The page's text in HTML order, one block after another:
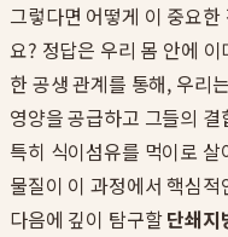
그렇다면 어떻게 이 중요
요? 정답은 우리 몸 안에
한 공생 관계를 통해, 우리
영양을 공급하고 그들의
특히 식이섬유를 먹이로
물질이 이 과정에서 핵심
다음에 깊이 탐구할단쇄지